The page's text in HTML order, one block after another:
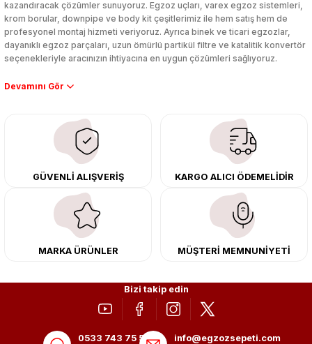
kazandıracak çözümler sunuyoruz. Egzoz uçları, varex egzoz sistemleri,
krom borular, downpipe ve body kit çeşitlerimiz ile hem satış hem de
profesyonel montaj hizmeti veriyoruz. Ayrıca binek ve ticari egzozlar,
dayanıklı egzoz parçaları, uzun ömürlü partikül filtre ve katalitik konvertör
seçenekleriyle aracınızın ihtiyacına en uygun çözümleri sağlıyoruz.
Performans artışı isteyen sürücüler için özel performans egzozları ve
çıkma orijinal ürünler ile yenileyebilir, body kit uygulamalarıyla aracınızın
tasarımını ve aerodinamisini üst seviyeye taşıyabilirsiniz.
Tüm ürünlerimiz orijinal, dayanıklı ve uzun ömürlüdür. İstanbul’daki montaj
merkezimizde profesyonel montaj yapıyor, Türkiye’nin her yerine güvenli
kargo ile teslimat gerçekleştiriyoruz. Aracınıza değer katmak için doğru
adres: Egzoz Sepeti.
GÜVENLİ ALIŞVERİŞ KARGO ALICI ÖDEMELİDİR
MARKA ÜRÜNLER MÜŞTERİ MEMNUNİYETİ
Bizi takip edin
0533 743 75 56
info@egzozsepeti.com